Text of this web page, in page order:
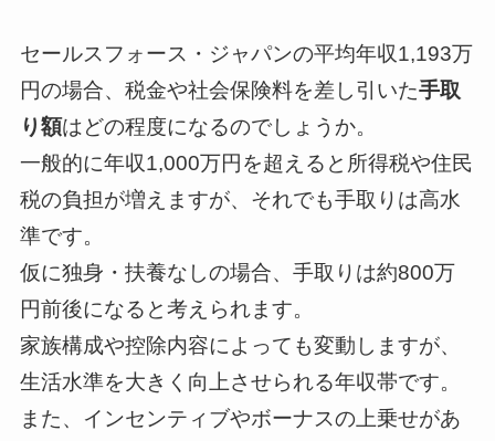
-- --
セールスフォース・ジャパンの平均年収1,193万
円の場合、税金や社会保険料を差し引いた手取
り額はどの程度になるのでしょうか。
一般的に年収1,000万円を超えると所得税や住民
税の負担が増えますが、それでも手取りは高水
準です。
仮に独身・扶養なしの場合、手取りは約800万
円前後になると考えられます。
家族構成や控除内容によっても変動しますが、
生活水準を大きく向上させられる年収帯です。
また、インセンティブやボーナスの上乗せがあ